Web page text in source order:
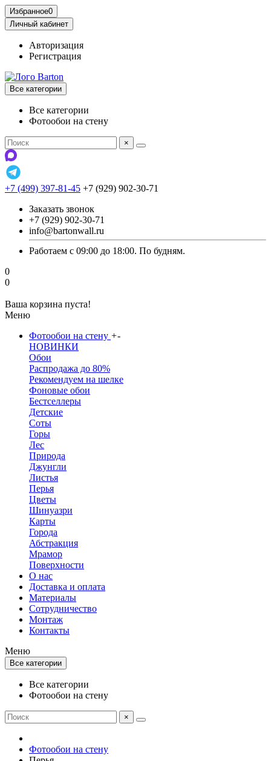
Избранное0
Личный кабинет
Авторизация
Регистрация
Все категории
Все категории
Фотообои на стену
×
+7 (499) 397-81-45 +7 (929) 902-30-71
Заказать звонок
+7 (929) 902-30-71
info@bartonwall.ru
Работаем с 09:00 до 18:00. По будням.
0
0
Ваша корзина пуста!
Меню
Фотообои на стену +-
НОВИНКИ
Обои
Распродажа до 80%
Рекомендуем на шелке
Фоновые обои
Бестселлеры
Детские
Соты
Горы
Лес
Природа
Джунгли
Листья
Перья
Цветы
Шинуазри
Карты
Города
Абстракция
Мрамор
Поверхности
О нас
Доставка и оплата
Материалы
Сотрудничество
Монтаж
Контакты
Меню
Все категории
Все категории
Фотообои на стену
×
Фотообои на стену